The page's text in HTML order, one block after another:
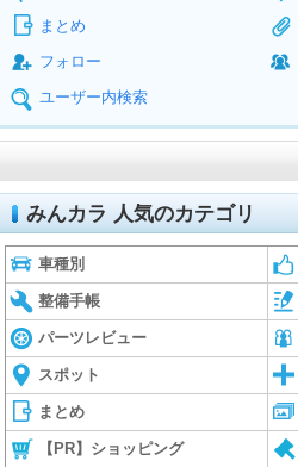
まとめ
フォロー
ユーザー内検索
みんカラ 人気のカテゴリ
車種別
整備手帳
パーツレビュー
スポット
まとめ
【PR】ショッピング